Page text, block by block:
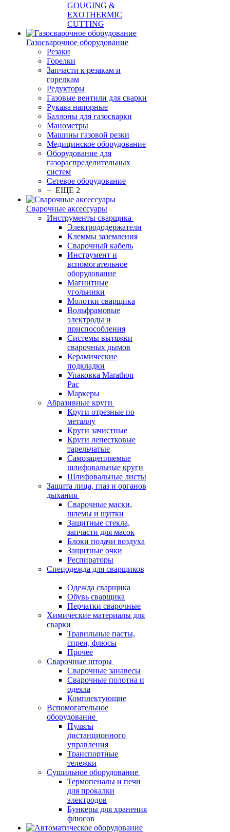
GOUGING &
EXOTHERMIC
CUTTING
Газосварочное оборудование
Резаки
Горелки
Запчасти к резакам и
горелкам
Редукторы
Газовые вентили для сварки
Рукава напорные
Баллоны для газосварки
Манометры
Машины газовой резки
Медицинское оборудование
Оборудование для
газораспределительных
систем
Сетевое оборудование
+ ЕЩЕ 2
Сварочные аксессуары
Инструменты сварщика
Электрододержатели
Клеммы заземления
Сварочный кабель
Инструмент и
вспомогательное
оборудование
Магнитные
угольники
Молотки сварщика
Вольфрамовые
электроды и
приспособления
Системы вытяжки
сварочных дымов
Керамические
подкладки
Упаковка Marathon
Pac
Маркеры
Абразивные круги
Круги отрезные по
металлу
Круги зачистные
Круги лепестковые
тарельчатые
Самозацепляемые
шлифовальные круги
Шлифовальные листы
Защита лица, глаз и органов
дыхания
Сварочные маски,
шлемы и щитки
Защитные стекла,
запчасти для масок
Блоки подачи воздуха
Защитные очки
Респираторы
Спецодежда для сварщиков
Одежда сварщика
Обувь сварщика
Перчатки сварочные
Химические материалы для
сварки
Травильные пасты,
спреи, флюсы
Прочее
Сварочные шторы
Сварочные занавесы
Сварочные полотна и
одеяла
Комплектующие
Вспомогательное
оборудование
Пульты
дистанционного
управления
Транспортные
тележки
Сушильное оборудование
Термопеналы и печи
для прокалки
электродов
Бункеры для хранения
флюсов